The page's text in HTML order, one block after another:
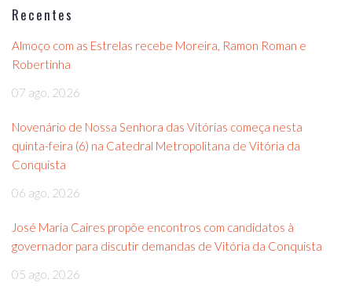
Recentes
Almoço com as Estrelas recebe Moreira, Ramon Roman e
Robertinha
07 ago, 2026
Novenário de Nossa Senhora das Vitórias começa nesta
quinta-feira (6) na Catedral Metropolitana de Vitória da
Conquista
06 ago, 2026
José Maria Caires propõe encontros com candidatos à
governador para discutir demandas de Vitória da Conquista
05 ago, 2026